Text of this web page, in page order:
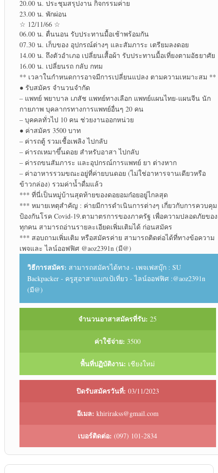
20.00 น. ประชุม​สรุป​งาน กิจกรรม​ค่าย
23.00 น. พักผ่อน​
☆ 12/11/66 ☆
06.00 น. ตื่นนอน รับประทาน​มื้อเช้าพร้อมกัน
07.30 น. เก็บของ อุปกรณ์​ต่างๆ และสัมภาระ​ เตรียมลงดอย
14.00 น. ถึงตัวอำเภอ เปลี่ยนเสื้อผ้า รับประทาน​มื้อเที่ยงตามอัธยาศัย​
16.00 น. เปลี่ยนรถ กลับ กทม
** เวลาในกำหนดการอาจมีการเปลี่ยนแปลง ตามความเหมาะสม **
● รับสมัคร จำนวนจำกัด
– แพทย์ พยาบาล เภสัช แพทย์​ทางเลือก​ แพทย์​แผน​ไทย​-แผนจีน นัก
กายภาพ​ บุคลากร​ทาง​การแพทย์​อื่นๆ 20 คน
– บุคคลทั่วไป 10 คน ช่วยงานออกหน่วย
● ค่าสมัคร 3500 บาท
– ค่ารถตู้ รวมเชื้อเพลิง ไปกลับ
– ค่ารถเหมาขึ้นดอย สำหรับอาสา ไปกลับ
– ค่ารถขนสัมภาระ และอุปกรณ์​การแพทย์​ ยา ต่างหาก
– ค่าอาหารรวมขณะอยู่ที่ค่ายบนดอย (ไม่ใช่อาหารจานเดียวหรือ
ข้าวกล่อง)​ รวมค่าน้ำดื่มแล้ว
*** ที่นี่เป็น​หมู่บ้าน​สุดท้าย​ของดอยอมก๋อย​อยู่ไกลสุด
*** หมายเหตุ​สำคัญ​ : ค่ายมีการดำเนินการต่างๆ เกี่ยวกับ​การควบคุม
ป้องกัน​โรค Covid-19.ตามาตรการ​ของภาครัฐ เพื่อความปลอดภัยของ
ทุกคน สามารถอ่านรายละเอียด​เพิ่มเติม​ได้ ก่อนสมัคร
*** สอบถาม​เพิ่มเติม​ หรือสมัครค่าย สามารถ​ติดต่อ​ได้ที่​ทางข้อความ​
เพจ​และ​ ไลน์​ออฟฟิศ​ @aoz2391n (มี@)
วิธีการสมัคร: สามารถสมัครได้ทาง - เพจเฟสบุ๊ก : SU
Backpacker - ครูสุอาสาแบกเป้เที่ยว - ไลน์ออฟฟิศ :@aoz2391n
(มี@)
จำนวนอาสาสมัครที่รับ: 25
ค่าใช้จ่าย: 3500
พื้นที่ปฏิบัติงาน: เชียงใหม่
ปิดรับสมัครวันที่: 03/11/2023
อีเมล: khirirakss@gmail.com
เบอร์ติดต่อ: (097) 101-2834